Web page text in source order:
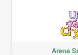
Arena